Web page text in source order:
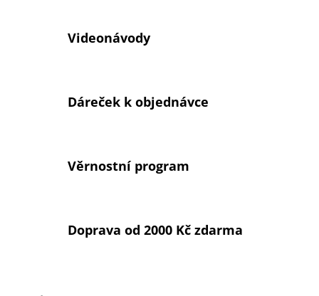
Videonávody
Dáreček k objednávce
Věrnostní program
Doprava od 2000 Kč zdarma